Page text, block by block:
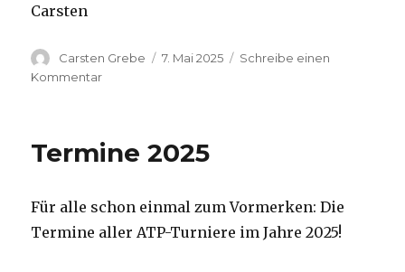
Carsten
Autor
Carsten Grebe
Veröffentlicht
7. Mai 2025
Schreibe einen
Kommentar
am
Termine 2025
Für alle schon einmal zum Vormerken: Die
Termine aller ATP-Turniere im Jahre 2025!